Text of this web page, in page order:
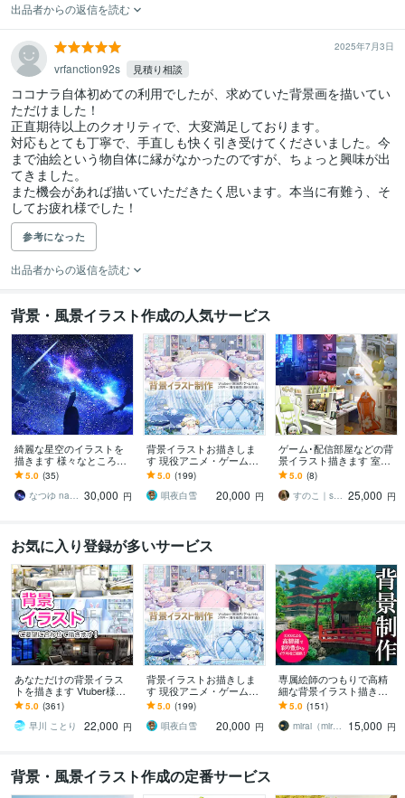
出品者からの返信を読む
2025年7月3日
vrfanction92s 見積り相談
ココナラ自体初めての利用でしたが、求めていた背景画を描いてい
ただけました！
正直期待以上のクオリティで、大変満足しております。
対応もとても丁寧で、手直しも快く引き受けてくださいました。今
まで油絵という物自体に縁がなかったのですが、ちょっと興味が出
てきました。
また機会があれば描いていただきたく思います。本当に有難う、そ
してお疲れ様でした！
参考になった
出品者からの返信を読む
背景・風景イラスト作成の人気サービス
綺麗な星空のイラストを
描きます 様々なところで
使える星空や空がメイン
のイラストを描きます。
5.0 (35)
なつゆ natsuyu 30,000 円
背景イラストお描きしま
す 現役アニメ・ゲーム背
景絵師が背景イラストを
お描きします！
5.0 (199)
唄夜白雪
20,000 円
ゲーム･配信部屋などの背
景イラスト描きます 室内
背景に特化したサービス
です
5.0 (8)
すのこ｜snoko 25,000 円
お気に入り登録が多いサービス
あなただけの背景イラス
トを描きます Vtuber様動
画配信背景/動画/SNS/ゲー
ム背景などに☆
5.0 (361)
早川 ことり
22,000 円
背景イラストお描きしま
す 現役アニメ・ゲーム背
景絵師が背景イラストを
お描きします！
5.0 (199)
唄夜白雪
20,000 円
専属絵師のつもりで高精
細な背景イラスト描きま
す 実績多数！高品質イラ
ストで差別化のお手伝い
をさせて下さい。
5.0 (151)
mirai（mirama）
15,000 円
背景・風景イラスト作成の定番サービス